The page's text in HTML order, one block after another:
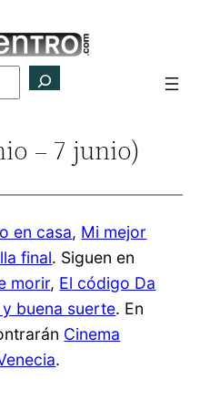
– 7 junio)
en casa, Mi mejor
final. Siguen en
morir, El código Da
buena suerte. En
Cinema
.